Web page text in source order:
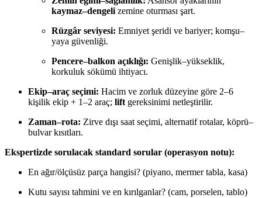
kaymaz–dengelizemine oturması şart.
Rüzgâr seviyesi: Emniyet şeridi ve bariyer; komşu–
yaya güvenliği.
Pencere–balkon açıklığı: Genişlik–yükseklik,
korkuluk sökümü ihtiyacı.
Ekip–araç seçimi: Hacim ve zorluk düzeyine göre 2–6
kişilik ekip + 1–2 araç; liftgereksinimi netleştirilir.
Zaman–rota: Zirve dışı saat seçimi, alternatif rotalar, köprü–
bulvar kısıtları.
Ekspertizde sorulacak standard sorular (operasyon notu):
En ağır/ölçüsüz parça hangisi? (piyano, mermer tabla, kasa)
Kutu sayısı tahmini ve en kırılganlar? (cam, porselen, tablo)